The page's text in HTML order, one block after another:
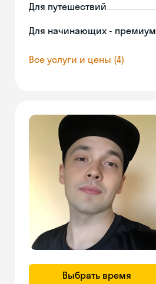
Для путешествий
Для начинающих - премиум
Все услуги и цены (4)
Выбрать время